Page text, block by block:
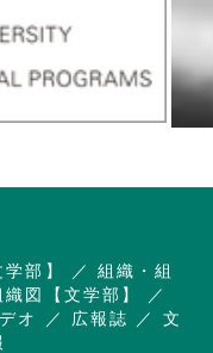
部】
組織・組
図【文学部】
オ 広報誌
文